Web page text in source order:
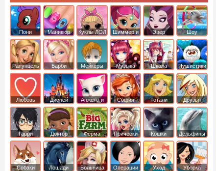
Пони
креатор
Маникюр Куклы ЛОЛ
Шиммер и
Шайн
Эвер
Афтер Хай
Шоу
дельфинов
Рапунцель Барби Мейкеры Музыка Школа Пушистики
Любовь Дисней
Анжела и
том
София
Прекрасная
Тотали
Спайс
Друзья
ангелов
Гарри
Поттер
Доктор
Плюшева
Ферма Прически Кошки Дельфины
Собаки Лошади Больница Операции Уход Уборка